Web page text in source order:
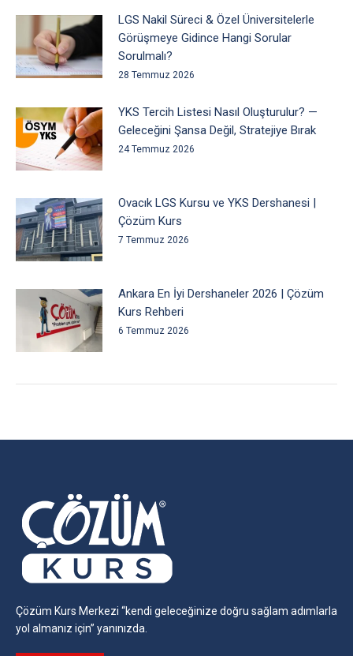
LGS Nakil Süreci & Özel Üniversitelerle
Görüşmeye Gidince Hangi Sorular
Sorulmalı?
28 Temmuz 2026
YKS Tercih Listesi Nasıl Oluşturulur? —
Geleceğini Şansa Değil, Stratejiye Bırak
24 Temmuz 2026
Ovacık LGS Kursu ve YKS Dershanesi |
Çözüm Kurs
7 Temmuz 2026
Ankara En İyi Dershaneler 2026 | Çözüm
Kurs Rehberi
6 Temmuz 2026
Çözüm Kurs Merkezi “kendi geleceğinize doğru sağlam adımlarla
yol almanız için” yanınızda.